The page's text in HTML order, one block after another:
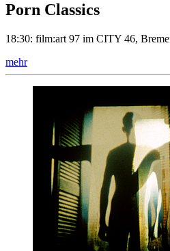
Porn Classics
18:30: film:art 97 im CITY 46,
mehr